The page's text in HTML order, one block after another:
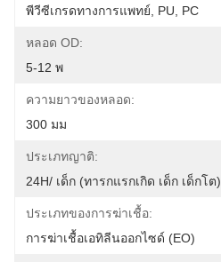
พีวีซีเกรดทางการแพทย์, PU, ​​PC
หลอด OD:
5-12 พ
ความยาวของหลอด:
300 มม
ประเภทญาติ:
24H/ เด็ก (ทารกแรกเกิด เด็ก เด็กโต)
ประเภทของการฆ่าเชื้อ:
การฆ่าเชื้อเอทิลีนออกไซด์ (EO)